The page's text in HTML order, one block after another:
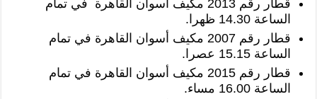
قطار رقم 2013 مكيف أسوان القاهرة في تمام
الساعة 14.30 ظهرا.
قطار رقم 2007 مكيف أسوان القاهرة في تمام
الساعة 15.15 عصرا.
قطار رقم 2015 مكيف أسوان القاهرة في تمام
الساعة 16.00 مساء.